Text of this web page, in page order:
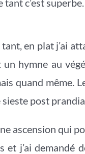
en plat j’ai
hymne au
quand même.
post
ascension qui
j’ai demandé